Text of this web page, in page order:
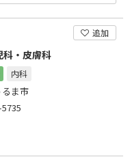
追加
科・皮膚科
内科
ま市